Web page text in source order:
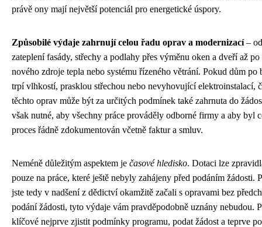
právě ony mají největší potenciál pro energetické úspory.
Způsobilé výdaje zahrnují celou řadu oprav a modernizací– od
zateplení fasády, střechy a podlahy přes výměnu oken a dveří až po
nového zdroje tepla nebo systému řízeného větrání. Pokud dům po
trpí vlhkostí, prasklou střechou nebo nevyhovující elektroinstalací,
těchto oprav může být za určitých podmínek také zahrnuta do
však nutné, aby všechny práce prováděly odborné firmy a aby byl
proces řádně zdokumentován včetně faktur a smluv.
Neméně důležitým aspektem je časové hledisko. Dotaci lze
pouze na práce, které ještě nebyly zahájeny před podáním žádosti.
jste tedy v nadšení z dědictví okamžitě začali s opravami bez
podání žádosti, tyto výdaje vám pravděpodobně uznány nebudou.
klíčové nejprve zjistit podmínky programu, podat žádost a teprve